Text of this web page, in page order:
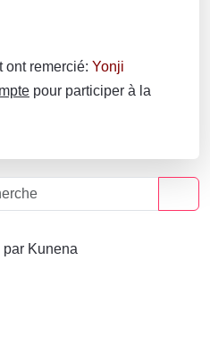
ont remercié: Yonji
pour participer à la
par Kunena